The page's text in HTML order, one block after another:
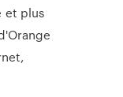
et plus